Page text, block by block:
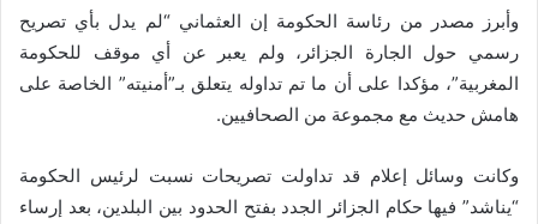
وأبرز مصدر من رئاسة الحكومة إن العثماني “لم يدل بأي تصريح
رسمي حول الجارة الجزائر، ولم يعبر عن أي موقف للحكومة
المغربية”، مؤكدا على أن ما تم تداوله يتعلق بـ”أمنيته” الخاصة على
هامش حديث مع مجموعة من الصحافيين.
وكانت وسائل إعلام قد تداولت تصريحات نسبت لرئيس الحكومة
“يناشد” فيها حكام الجزائر الجدد بفتح الحدود بين البلدين، بعد إرساء